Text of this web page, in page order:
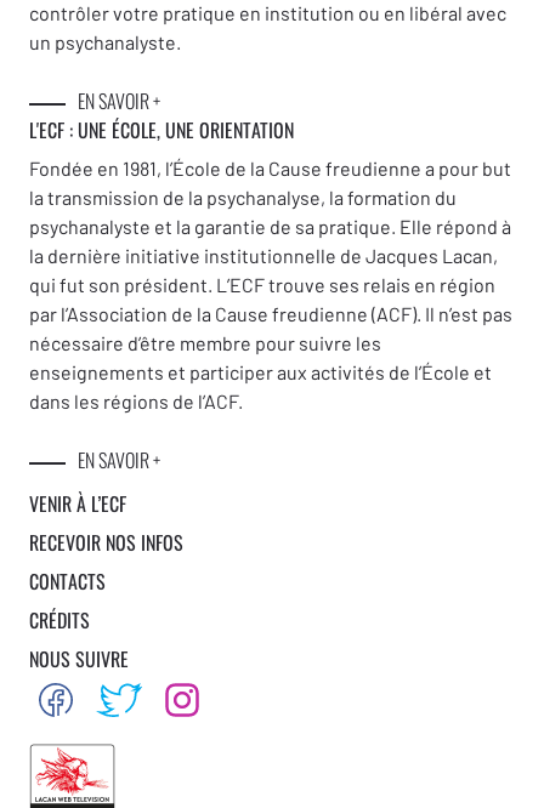
contrôler votre pratique en institution ou en libéral avec
un psychanalyste.
EN SAVOIR +
L'ECF : UNE ÉCOLE, UNE ORIENTATION
Fondée en 1981, l’École de la Cause freudienne a pour but
la transmission de la psychanalyse, la formation du
psychanalyste et la garantie de sa pratique. Elle répond à
la dernière initiative institutionnelle de Jacques Lacan,
qui fut son président. L’ECF trouve ses relais en région
par l’Association de la Cause freudienne (ACF). Il n’est pas
nécessaire d’être membre pour suivre les
enseignements et participer aux activités de l’École et
dans les régions de l’ACF.
EN SAVOIR +
VENIR À L’ECF
RECEVOIR NOS INFOS
CONTACTS
CRÉDITS
NOUS SUIVRE